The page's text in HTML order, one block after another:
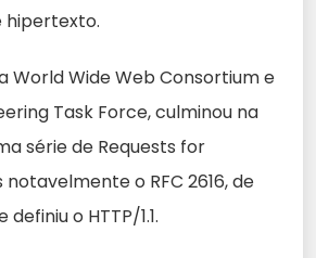
hipertexto.
World Wide Web Consortium e
Task Force, culminou na
série de Requests for
o RFC 2616, de
definiu o HTTP/1.1.